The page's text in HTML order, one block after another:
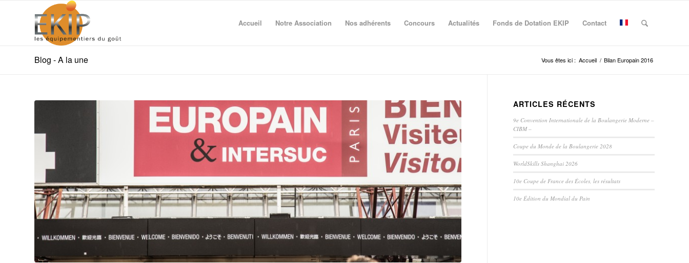
Accueil Notre Association Nos adhérents Concours Actualités Fonds de Dotation EKIP Contact
Blog - A la une Vous êtes ici : Accueil / Bilan Europain 2016
ARTICLES RÉCENTS
9e Convention Internationale de la Boulangerie Moderne –
CIBM –
Coupe du Monde de la Boulangerie 2028
WorldSkills Shanghai 2026
10e Coupe de France des Écoles, les résultats
10e Édition du Mondial du Pain